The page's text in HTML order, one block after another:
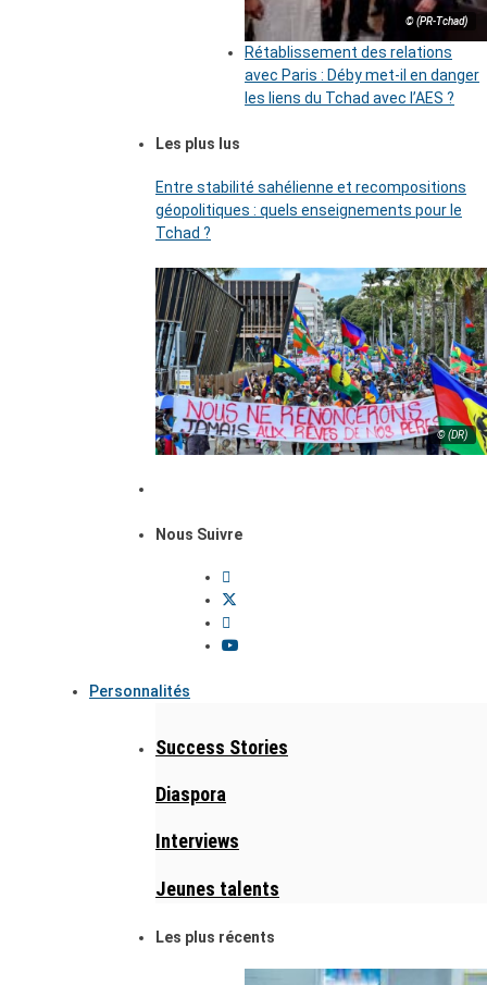
© (PR-Tchad)
Rétablissement des relations
avec Paris : Déby met-il en danger
les liens du Tchad avec l’AES ?
Les plus lus
Entre stabilité sahélienne et recompositions
géopolitiques : quels enseignements pour le
Tchad ?
© (DR)
Nous Suivre
Personnalités
Success Stories
Diaspora
Interviews
Jeunes talents
Les plus récents